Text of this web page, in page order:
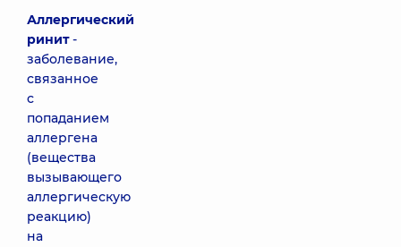
Аллергический
ринит-
заболевание,
связанное
с
попаданием
аллергена
(вещества
вызывающего
аллергическую
реакцию)
на